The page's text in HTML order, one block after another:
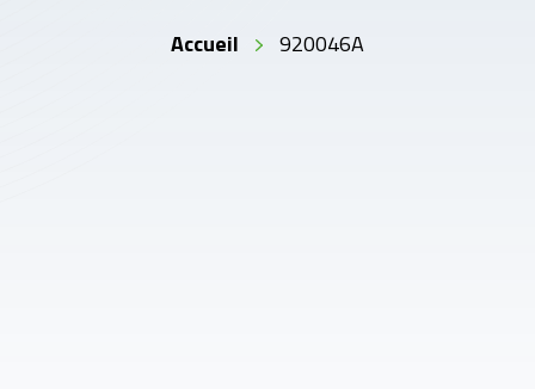
Accueil 920046A